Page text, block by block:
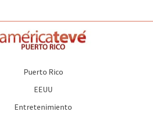
Puerto Rico
EEUU
Entretenimiento